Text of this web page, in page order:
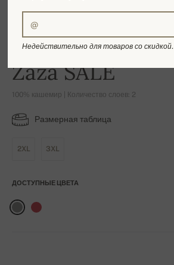
-16%
Zaza SALE
100% кашемир | Количество слоев: 2
Размерная таблица
2XL 3XL
ДОСТУПНЫЕ ЦВЕТА
Недействительно для товаров со скидкой.